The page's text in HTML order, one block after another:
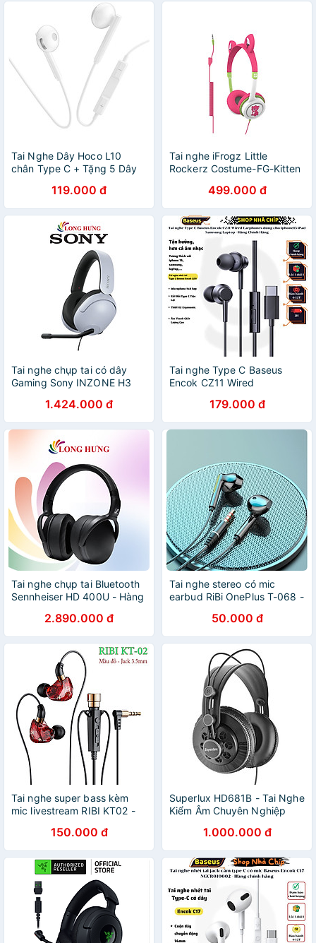
Tai Nghe Dây Hoco L10
chân Type C + Tặng 5 Dây
119.000 đ
Tai nghe iFrogz Little
Rockerz Costume-FG-Kitten
499.000 đ
Tai nghe chụp tai có dây
Gaming Sony INZONE H3
1.424.000 đ
Tai nghe Type C Baseus
Encok CZ11 Wired
iphone15 iPad Samsung
Laptop - Hàng Chính Hãng
179.000 đ
Tai nghe chụp tai Bluetooth
Sennheiser HD 400U - Hàng
2.890.000 đ
Tai nghe stereo có mic
earbud RiBi OnePlus T-068 -
50.000 đ
Tai nghe super bass kèm
mic livestream RIBI KT02 -
Phù hợp nghe nhạc, chơi
game, ghi âm, học online -
Hàng chính hãng
150.000 đ
Superlux HD681B - Tai Nghe
Kiểm Âm Chuyên Nghiệp
Chính Hãng1.000.000 đ